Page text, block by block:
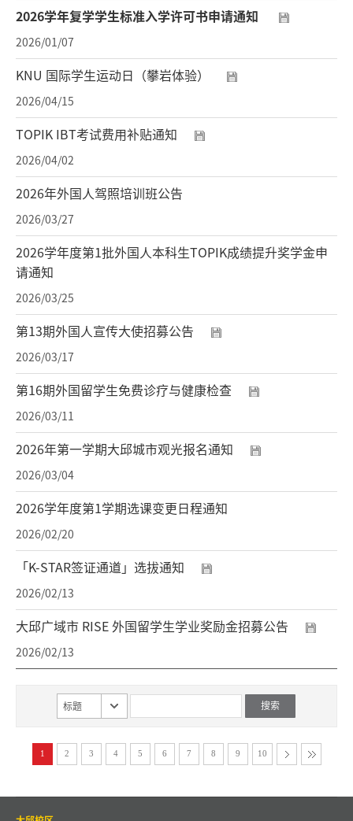
2026学年复学学生标准入学许可书申请通知
2026/01/07
KNU 国际学生运动日（攀岩体验）
2026/04/15
TOPIK IBT考试费用补贴通知
2026/04/02
2026年外国人驾照培训班公告
2026/03/27
2026学年度第1批外国人本科生TOPIK成绩提升奖学金申
请通知
2026/03/25
第13期外国人宣传大使招募公告
2026/03/17
第16期外国留学生免费诊疗与健康检查
2026/03/11
2026年第一学期大邱城市观光报名通知
2026/03/04
2026学年度第1学期选课变更日程通知
2026/02/20
「K-STAR签证通道」选拔通知
2026/02/13
大邱广域市 RISE 外国留学生学业奖励金招募公告
2026/02/13
标题
1 2 3 4 5 6 7 8 9 10